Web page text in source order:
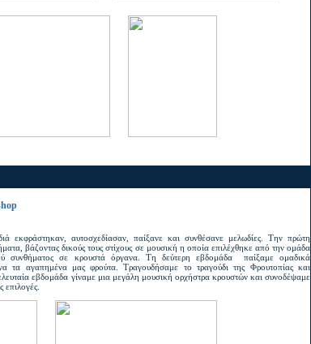
εκφράστηκαν, αυτοσχεδίασαν, παίξανε και συνθέσανε μελωδίες. Την πρώτη
βάζοντας δικούς τους στίχους σε μουσική η οποία επιλέχθηκε από την ομάδα
συνθήματος σε κρουστά όργανα. Τη δεύτερη εβδομάδα παίξαμε ομαδικά
τα αγαπημένα μας φρούτα. Τραγουδήσαμε το τραγούδι της Φρουτοπίας και
εβδομάδα γίναμε μια μεγάλη μουσική ορχήστρα κρουστών και συνοδέψαμε
επιλογές.